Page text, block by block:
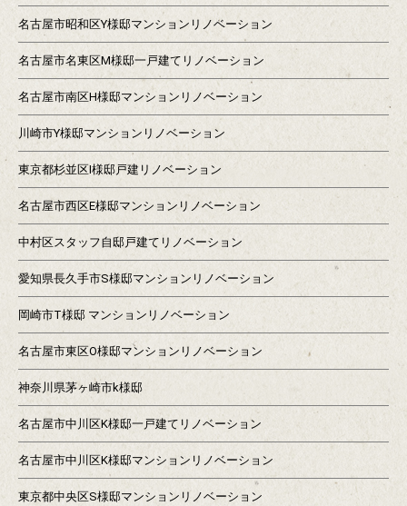
名古屋市昭和区Y様邸マンションリノベーション
名古屋市名東区M様邸一戸建てリノベーション
名古屋市南区H様邸マンションリノベーション
川崎市Y様邸マンションリノベーション
東京都杉並区I様邸戸建リノベーション
名古屋市西区E様邸マンションリノベーション
中村区スタッフ自邸戸建てリノベーション
愛知県長久手市S様邸マンションリノベーション
岡崎市T様邸 マンションリノベーション
名古屋市東区O様邸マンションリノベーション
神奈川県茅ヶ崎市k様邸
名古屋市中川区K様邸一戸建てリノベーション
名古屋市中川区K様邸マンションリノベーション
東京都中央区S様邸マンションリノベーション